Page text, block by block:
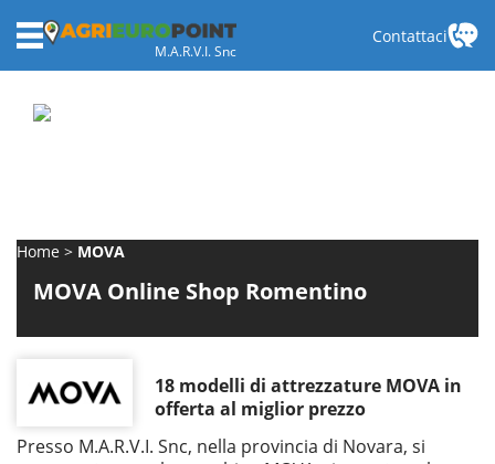
M.A.R.V.I. Snc
Contattaci
Home MOVA
MOVA Online Shop Romentino
18 modelli di attrezzature MOVA in
offerta al miglior prezzo
Presso M.A.R.V.I. Snc, nella provincia di Novara, si